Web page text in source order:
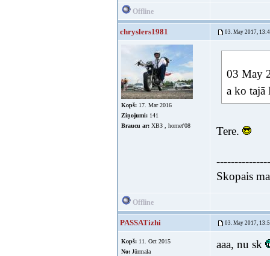
Offline
chryslers1981 03. May 2017,
Kopš: 17. Mar 2016
Ziņojumi: 141
Braucu ar: ХВЗ , hornet'08
03 May
a ko tajā
Tere.
Skopais
Offline
PASSATizhi 03. May 2017,
Kopš: 11. Oct 2015
No: Jūrmala
aaa, nu sk